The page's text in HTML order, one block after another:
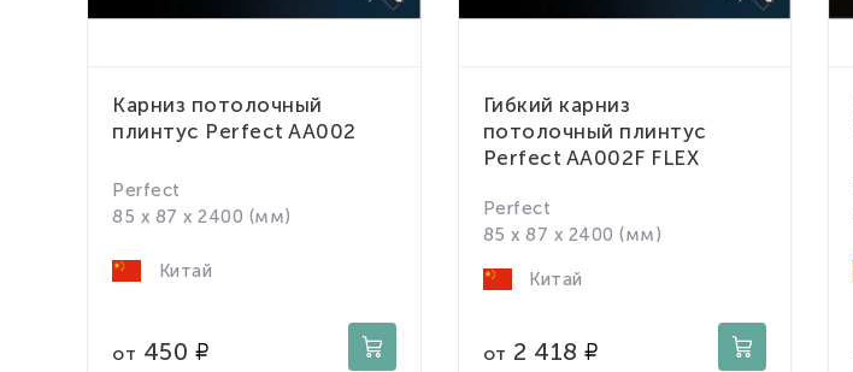
Карниз потолочный
плинтус Perfect AA002
Perfect
85 x 87 x 2400 (мм)
Китай
от 450
Гибкий карниз
потолочный плинтус
Perfect AA002F FLEX
Perfect
85 x 87 x 2400 (мм)
Китай
от 2 418